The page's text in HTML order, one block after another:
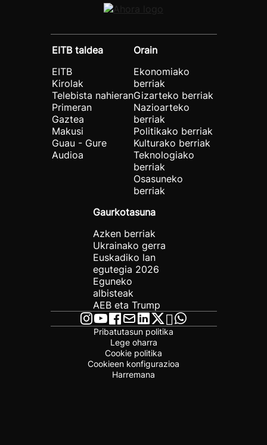
EITB taldea
EITB
Kirolak
Telebista nahieran
Primeran
Gaztea
Makusi
Guau - Gure
Audioa
Orain
Ekonomiako
berriak
Gizarteko berriak
Nazioarteko
berriak
Politikako berriak
Kulturako berriak
Teknologiako
berriak
Osasuneko
berriak
Gaurkotasuna
Azken berriak
Ukrainako gerra
Euskadiko lan
egutegia 2026
Eguneko
albisteak
AEB eta Trump
Pribatutasun politika
Lege oharra
Cookie politika
Cookieen konfigurazioa
Harremana